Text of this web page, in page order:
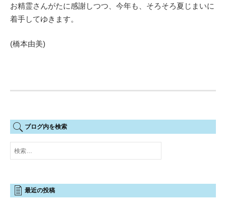
お精霊さんがたに感謝しつつ、今年も、そろそろ夏じまいに
着手してゆきます。
(橋本由美)
ブログ内を検索
検
索:
最近の投稿